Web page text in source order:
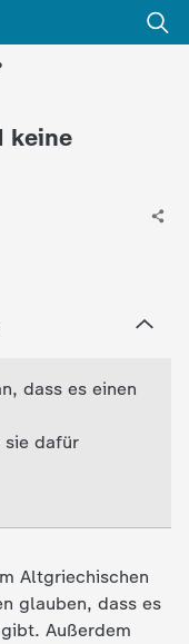
keine
dass es einen
sie dafür
Altgriechischen
glauben, dass es
Außerdem